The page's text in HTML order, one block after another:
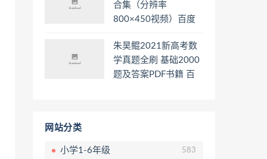
合集（分辨率
800×450视频）百度
朱昊鲲2021新高考数
学真题全刷 基础2000
题及答案PDF书籍 百
网站分类
小学1-6年级 583